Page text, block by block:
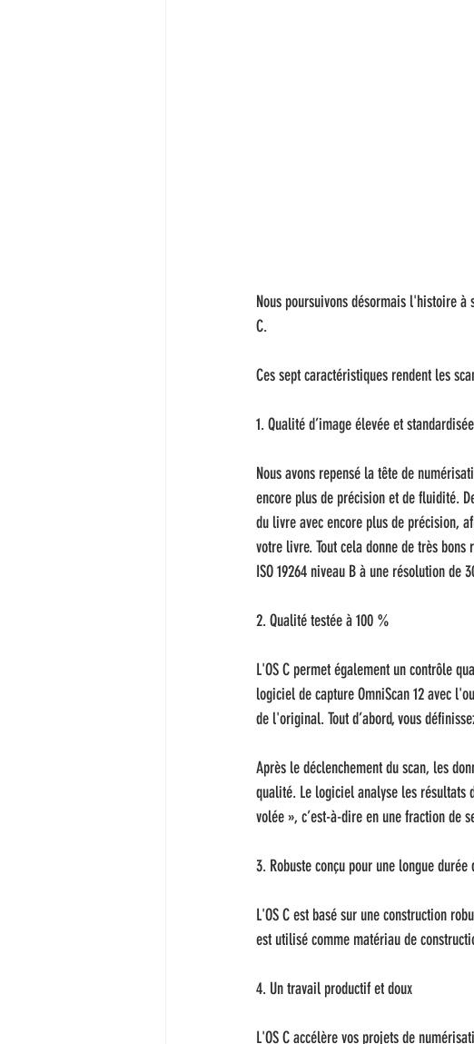
Nous poursuivons désormais l'histoire à
C.
Ces sept caractéristiques rendent les
1. Qualité d’image élevée et standardisée
Nous avons repensé la tête de
encore plus de précision et de fluidité.
du livre avec encore plus de précision,
votre livre. Tout cela donne de très
ISO 19264 niveau B à une résolution de
2. Qualité testée à 100 %
L'OS C permet également un contrôle
logiciel de capture OmniScan 12 avec
de l'original. Tout d’abord, vous
Après le déclenchement du scan, les
qualité. Le logiciel analyse les résultats
volée », c’est-à-dire en une fraction de
3. Robuste conçu pour une longue durée
L'OS C est basé sur une construction
est utilisé comme matériau de
4. Un travail productif et doux
L'OS C accélère vos projets de